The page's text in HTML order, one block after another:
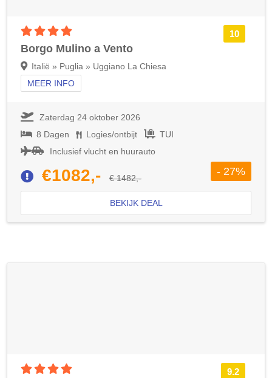
10
Borgo Mulino a Vento
Italië » Puglia » Uggiano La Chiesa
MEER INFO
Zaterdag 24 oktober 2026
8 Dagen
Logies/ontbijt
TUI
Inclusief vlucht en huurauto
€1082,- € 1482,-
- 27%
BEKIJK DEAL
9.2